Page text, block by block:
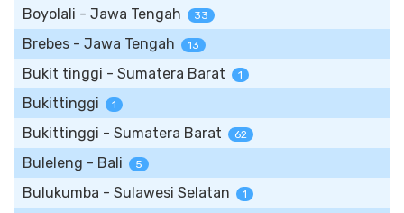
Boyolali - Jawa Tengah 33
Brebes - Jawa Tengah 13
Bukit tinggi - Sumatera Barat 1
Bukittinggi 1
Bukittinggi - Sumatera Barat 62
Buleleng - Bali 5
Bulukumba - Sulawesi Selatan 1